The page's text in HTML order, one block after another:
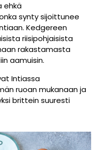
ehkä
synty sijoittunee
Kedgereen
riisipohjaisista
rakastamasta
aamuisin.
Intiassa
ruoan mukanaan ja
brittein suuresti